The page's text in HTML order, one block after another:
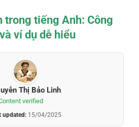
trong tiếng Anh: Công
ví dụ dễ hiểu
Thị Bảo Linh
verified
updated: 15/04/2025